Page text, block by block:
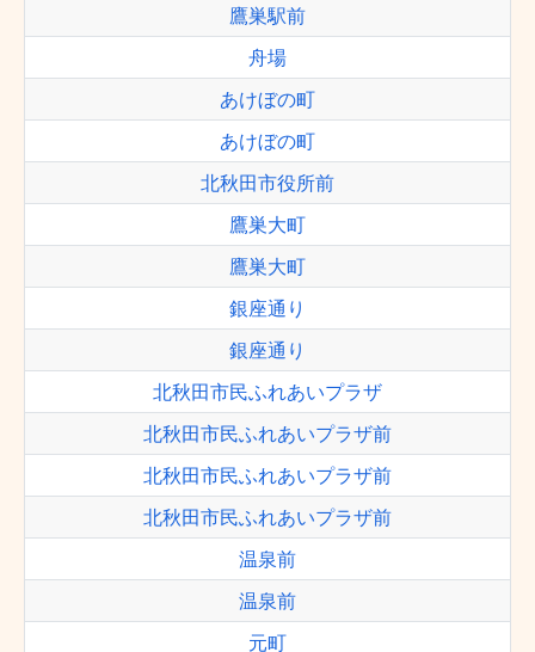
鷹巣駅前
舟場
あけぼの町
あけぼの町
北秋田市役所前
鷹巣大町
鷹巣大町
銀座通り
銀座通り
北秋田市民ふれあいプラザ
北秋田市民ふれあいプラザ前
北秋田市民ふれあいプラザ前
北秋田市民ふれあいプラザ前
温泉前
温泉前
元町